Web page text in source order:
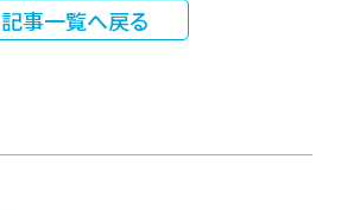
記事一覧へ戻る